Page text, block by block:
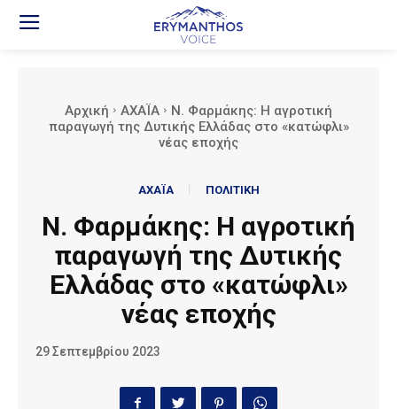
Αρχική ΑΧΑΪΑ
Ν. Φαρμάκης: Η αγροτική
παραγωγή της Δυτικής Ελλάδας στο «κατώφλι»
νέας εποχής
ΑΧΑΪΑ ΠΟΛΙΤΙΚΗ
Ν. Φαρμάκης: Η αγροτική
παραγωγή της Δυτικής
Ελλάδας στο «κατώφλι»
νέας εποχής
29 Σεπτεμβρίου 2023